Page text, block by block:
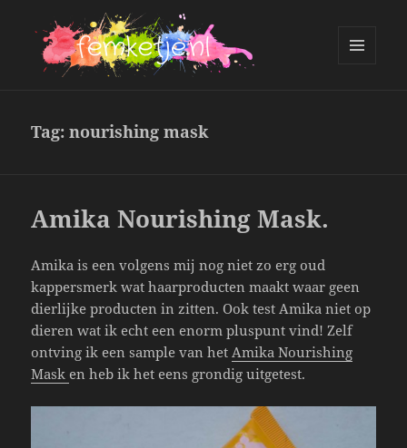
Tag:nourishing mask
Amika Nourishing Mask.
Amika is een volgens mij nog niet zo erg oud
kappersmerk wat haarproducten maakt waar geen
dierlijke producten in zitten. Ook test Amika niet op
dieren wat ik echt een enorm pluspunt vind! Zelf
ontving ik een sample van hetAmika Nourishing
Mask en heb ik het eens grondig uitgetest.